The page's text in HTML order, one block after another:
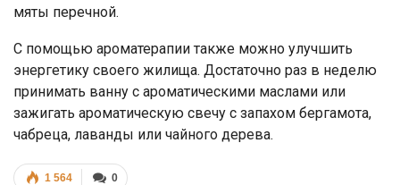
мяты перечной.
С помощью ароматерапии также можно улучшить
энергетику своего жилища. Достаточно раз в неделю
принимать ванну с ароматическими маслами или
зажигать ароматическую свечу с запахом бергамота,
чабреца, лаванды или чайного дерева.
0
1 564